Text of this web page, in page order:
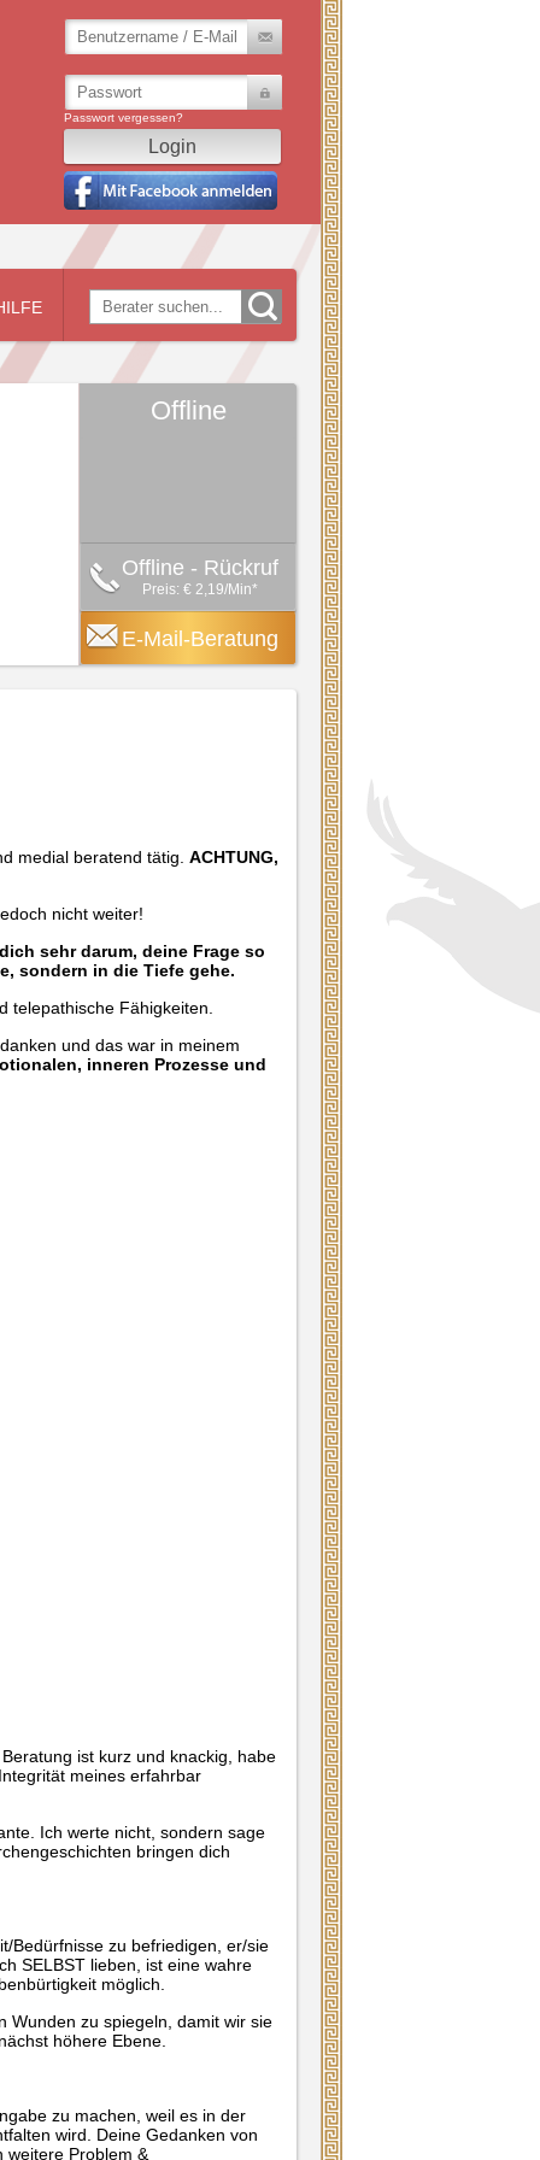
Passwort vergessen?
Offline
Offline - Rückruf
Preis: € 2,19/Min*
E-Mail-Beratung
medial beratend tätig. ACHTUNG,
nicht weiter!
sehr darum, deine Frage so
sondern in die Tiefe gehe.
telepathische Fähigkeiten.
und das war in meinem
inneren Prozesse und
ist kurz und knackig, habe
meines erfahrbar
Ich werte nicht, sondern sage
bringen dich
Bedürfnisse zu befriedigen, er/sie
SELBST lieben, ist eine wahre
möglich.
Wunden zu spiegeln, damit wir sie
höhere Ebene.
zu machen, weil es in der
wird. Deine Gedanken von
weitere Problem &